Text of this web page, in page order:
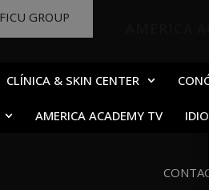
GROUP
CLÍNICA & SKIN CENTER
AMERICA ACADEMY TV